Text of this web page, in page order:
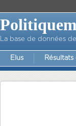
La base de données
Elus